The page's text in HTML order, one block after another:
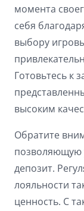
момента
себя
выбору
Готовьтесь к
высоким
Обратите
позволяющую
депозит.
лояльности
ценность. С
remove_circle_outline
spellcheck
brightness_high Bright
font_download Mark